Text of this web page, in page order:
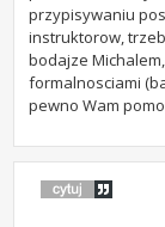
przypisywaniu
instruktorow,
bodajze
formalnosciami
pewno Wam